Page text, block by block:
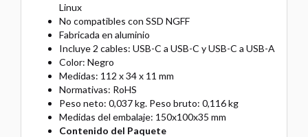
Linux
No compatibles con SSD NGFF
Fabricada en aluminio
Incluye 2 cables: USB-C a USB-C y USB-C a USB-A
Color: Negro
Medidas: 112 x 34 x 11 mm
Normativas: RoHS
Peso neto: 0,037 kg. Peso bruto: 0,116 kg
Medidas del embalaje: 150x100x35 mm
Contenido del Paquete